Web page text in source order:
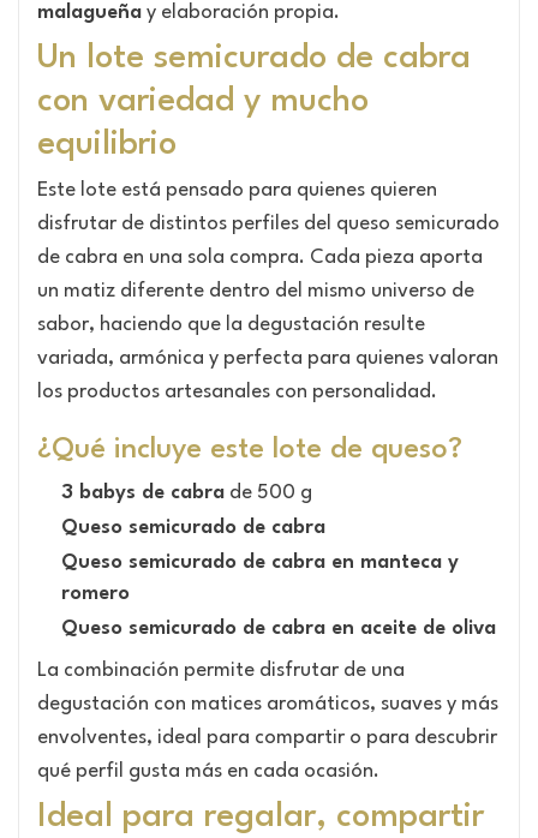
malagueña y elaboración propia.
Un lote semicurado de cabra
con variedad y mucho
equilibrio
Este lote está pensado para quienes quieren
disfrutar de distintos perfiles del queso semicurado
de cabra en una sola compra. Cada pieza aporta
un matiz diferente dentro del mismo universo de
sabor, haciendo que la degustación resulte
variada, armónica y perfecta para quienes valoran
los productos artesanales con personalidad.
¿Qué incluye este lote de queso?
3 babys de cabra de 500 g
Queso semicurado de cabra
Queso semicurado de cabra en manteca y
romero
Queso semicurado de cabra en aceite de oliva
La combinación permite disfrutar de una
degustación con matices aromáticos, suaves y más
envolventes, ideal para compartir o para descubrir
qué perfil gusta más en cada ocasión.
Ideal para regalar, compartir